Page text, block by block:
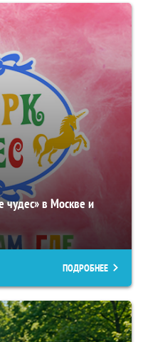
чудес» в Москве и
ПОДРОБНЕЕ